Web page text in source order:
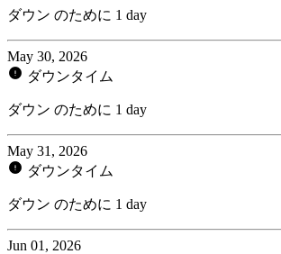
ダウン のために 1 day
May 30, 2026
ダウンタイム
ダウン のために 1 day
May 31, 2026
ダウンタイム
ダウン のために 1 day
Jun 01, 2026